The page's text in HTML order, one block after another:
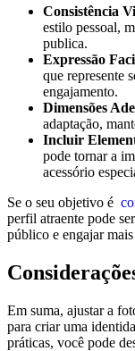
Consistência​
estilo pessoal,
publica.
Expressão
que ‌represente
engajamento.
Dimensões
adaptação,⁤
Incluir⁤
pode ‌tornar a
acessório
Se o seu objetivo é ‌
perfil‌ atraente pode
público e ⁤engajar
Em suma, ajustar‍ a⁤
para ‍criar uma
práticas, você pode